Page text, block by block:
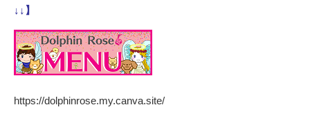
↓↓】
https://dolphinrose.my.canva.site/